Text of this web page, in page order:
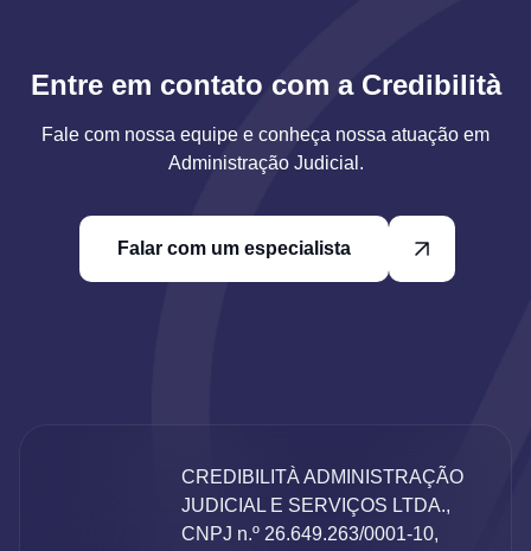
Entre em contato com a Credibilità
Fale com nossa equipe e conheça nossa atuação em
Administração Judicial.
Falar com um especialista
CREDIBILITÀ ADMINISTRAÇÃO
JUDICIAL E SERVIÇOS LTDA.,
CNPJ n.º 26.649.263/0001-10,